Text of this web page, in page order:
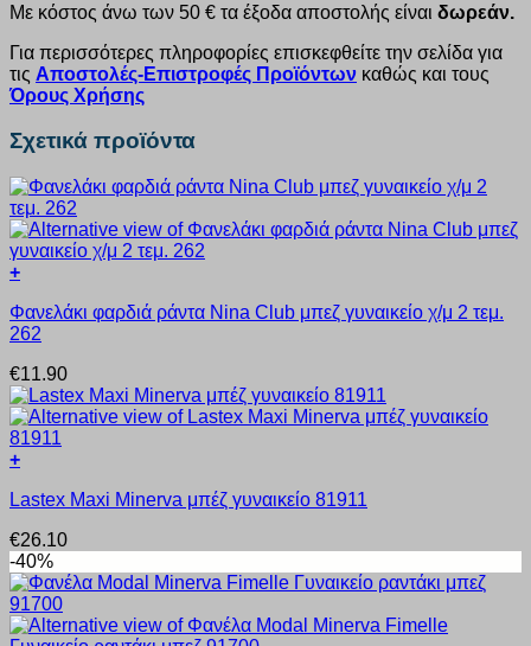
Με κόστος άνω των 50 € τα έξοδα αποστολής είναι δωρεάν.
Για περισσότερες πληροφορίες επισκεφθείτε την σελίδα για
τις Αποστολές-Επιστροφές Προϊόντων καθώς και τους
Όρους Χρήσης
Σχετικά προϊόντα
+
το
προϊόν
πολλαπλές
παραλλαγές.
Οι
επιλογές
μπορούν
επιλεγούν
σελίδα
του
προϊόντος
Φανελάκι φαρδιά ράντα Nina Club μπεζ γυναικείο χ/μ 2 τεμ.
262
€11.90
+
το
έχει
πολλαπλές
παραλλαγές.
Οι
επιλογές
Lastex Maxi Minerva μπέζ γυναικείο 81911
€26.10
-40%